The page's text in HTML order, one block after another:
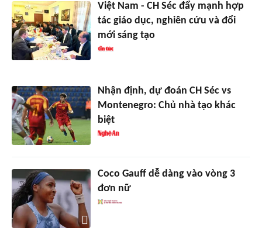
Việt Nam - CH Séc đẩy mạnh hợp
tác giáo dục, nghiên cứu và đổi
mới sáng tạo
Nhận định, dự đoán CH Séc vs
Montenegro: Chủ nhà tạo khác
biệt
Coco Gauff dễ dàng vào vòng 3
đơn nữ